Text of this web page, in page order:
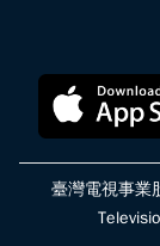
臺灣電視事業